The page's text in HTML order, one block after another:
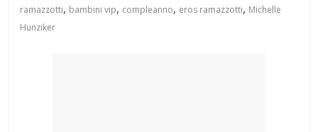
ramazzotti, bambini vip, compleanno, eros ramazzotti, Michelle
Hunziker